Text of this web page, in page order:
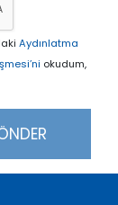
Aydınlatma
okudum,